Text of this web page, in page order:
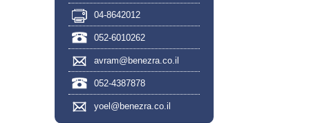
04-8642012
052-6010262
avram@benezra.co.il
052-4387878
yoel@benezra.co.il